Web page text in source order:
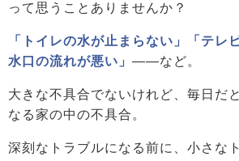
って思うことありませんか？
「トイレの水が止まらない」「テレ
水口の流れが悪い」 ――など。
大きな不具合でないけれど、毎日だ
なる家の中の不具合。
深刻なトラブルになる前に、小さな